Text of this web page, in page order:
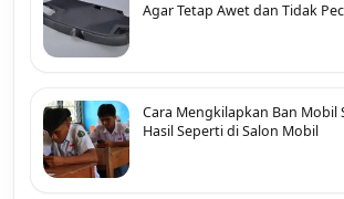
Agar Tetap Awet dan Tidak
Cara Mengkilapkan Ban Mobil
Hasil Seperti di Salon Mobil